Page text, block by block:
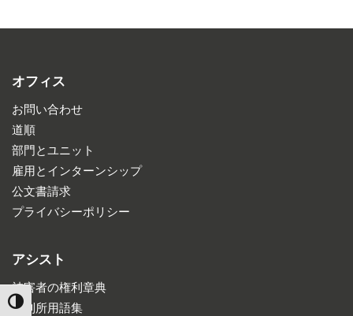
TOGGLE HIGH CONTRAST
オフィス
お問い合わせ
道順
部門とユニット
雇用とインターンシップ
公文書請求
プライバシーポリシー
アシスト
被害者の権利章典
裁判所用語集